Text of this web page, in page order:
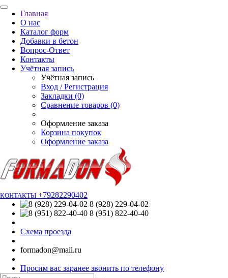
Главная
О нас
Каталог форм
Добавки в бетон
Вопрос-Ответ
Контакты
Учётная запись
Учётная запись
Вход / Регистрация
Закладки (0)
Сравнение товаров (0)
Оформление заказа
Корзина покупок
Оформление заказа
КОНТАКТЫ +79282290402
8 (928) 229-04-02
8 (951) 822-40-40
Схема проезда
formadon@mail.ru
Просим вас заранее звонить по телефону